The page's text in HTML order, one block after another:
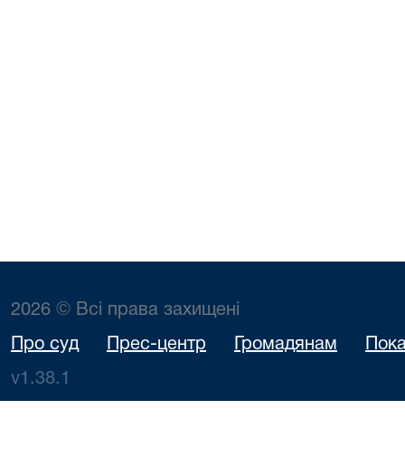
2026 © Всі права захищені
Про суд Прес-центр Громадянам
v1.38.1